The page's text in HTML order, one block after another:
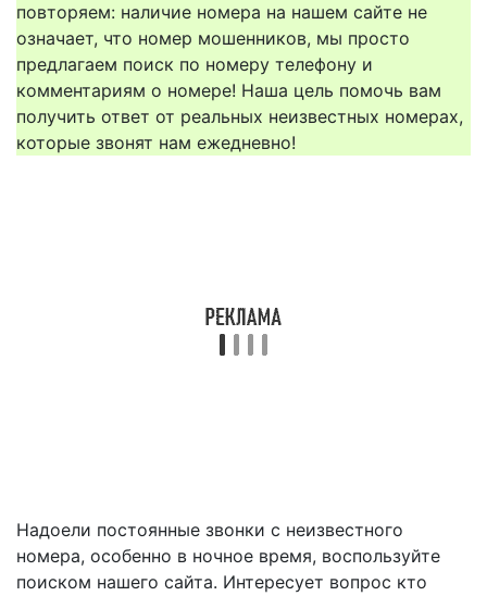
повторяем: наличие номера на нашем сайте не
означает, что номер мошенников, мы просто
предлагаем поиск по номеру телефону и
комментариям о номере! Наша цель помочь вам
получить ответ от реальных неизвестных номерах,
которые звонят нам ежедневно!
Надоели постоянные звонки с неизвестного
номера, особенно в ночное время, воспользуйте
поиском нашего сайта. Интересует вопрос кто